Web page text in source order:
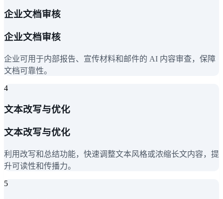
企业文档审核
企业文档审核
企业可用于内部报告、宣传材料和邮件的 AI 内容审查，保障
文档可靠性。
4
文本改写与优化
文本改写与优化
利用改写和总结功能，快速调整文本风格或浓缩长文内容，提
升可读性和传播力。
5